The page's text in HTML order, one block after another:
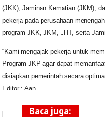
(JKK), Jaminan Kematian (JKM),
pekerja pada perusahaan
program JKK, JKM, JHT, serta
“Kami mengajak pekerja untuk
Program JKP agar dapat
disiapkan pemerintah secara
Editor : Aan
Baca juga: